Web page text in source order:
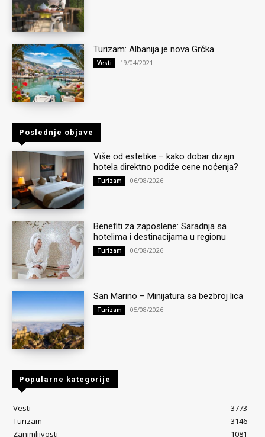
Turizam: Albanija je nova Grčka
Vesti 19/04/2021
Poslednje objave
Više od estetike – kako dobar dizajn
hotela direktno podiže cene noćenja?
Turizam 06/08/2026
Benefiti za zaposlene: Saradnja sa
hotelima i destinacijama u regionu
Turizam 06/08/2026
San Marino – Minijatura sa bezbroj lica
Turizam 05/08/2026
Popularne kategorije
Vesti
3773
Turizam
3146
Zanimljivosti
1081